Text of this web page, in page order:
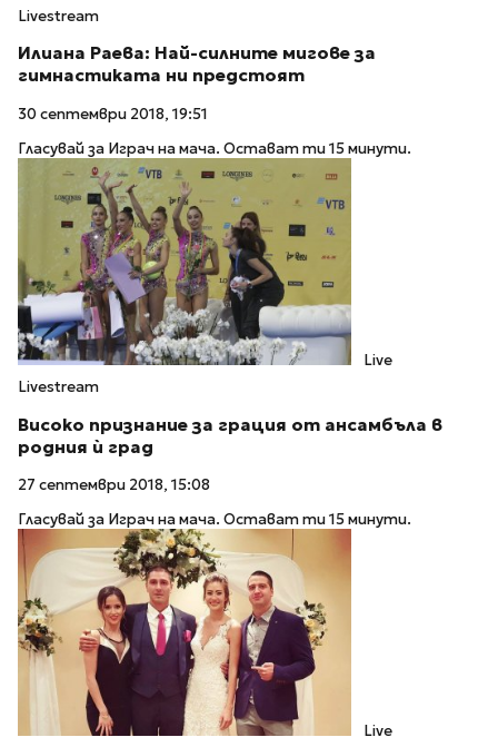
Livestream
Илиана Раева: Най-силните мигове за
гимнастиката ни предстоят
30 септември 2018, 19:51
Гласувай за Играч на мача. Остават ти 15 минути.
Live
Livestream
Високо признание за грация от ансамбъла в
родния ѝ град
27 септември 2018, 15:08
Гласувай за Играч на мача. Остават ти 15 минути.
Live